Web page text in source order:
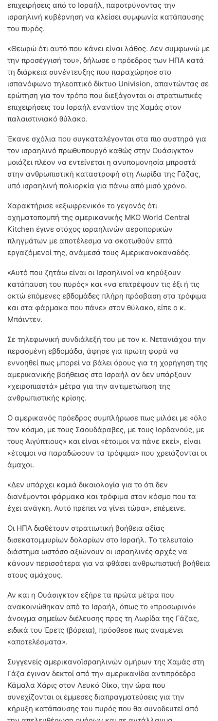
επιχειρήσεις από το Ισραήλ, παροτρύνοντας την
ισραηλινή κυβέρνηση να κλείσει συμφωνία κατάπαυσης
του πυρός.
«Θεωρώ ότι αυτό που κάνει είναι λάθος. Δεν συμφωνώ με
την προσέγγισή του», δήλωσε ο πρόεδρος των ΗΠΑ κατά
τη διάρκεια συνέντευξης που παραχώρησε στο
ισπανόφωνο τηλεοπτικό δίκτυο Univision, απαντώντας σε
ερώτηση για τον τρόπο που διεξάγονται οι στρατιωτικές
επιχειρήσεις του Ισραήλ εναντίον της Χαμάς στον
παλαιστινιακό θύλακο.
Έκανε σχόλια που συγκαταλέγονται στα πιο αυστηρά για
τον ισραηλινό πρωθυπουργό καθώς στην Ουάσιγκτον
μοιάζει πλέον να εντείνεται η ανυπομονησία μπροστά
στην ανθρωπιστική καταστροφή στη Λωρίδα της Γάζας,
υπό ισραηλινή πολιορκία για πάνω από μισό χρόνο.
Χαρακτήρισε «εξωφρενικό» το γεγονός ότι
οχηματοπομπή της αμερικανικής ΜΚΟ World Central
Kitchen έγινε στόχος ισραηλινών αεροπορικών
πληγμάτων με αποτέλεσμα να σκοτωθούν επτά
εργαζόμενοί της, ανάμεσά τους Αμερικανοκαναδός.
«Αυτό που ζητάω είναι οι Ισραηλινοί να κηρύξουν
κατάπαυση του πυρός» και «να επιτρέψουν τις έξι ή τις
οκτώ επόμενες εβδομάδες πλήρη πρόσβαση στα τρόφιμα
και στα φάρμακα που πάνε» στον θύλακο, είπε ο κ.
Μπάιντεν.
Σε τηλεφωνική συνδιάλεξή του με τον κ. Νετανιάχου την
περασμένη εβδομάδα, άφησε για πρώτη φορά να
εννοηθεί πως μπορεί να βάλει όρους για τη χορήγηση της
αμερικανικής βοήθειας στο Ισραήλ αν δεν υπάρξουν
«χειροπιαστά» μέτρα για την αντιμετώπιση της
ανθρωπιστικής κρίσης.
Ο αμερικανός πρόεδρος συμπλήρωσε πως μιλάει με «όλο
τον κόσμο, με τους Σαουδάραβες, με τους Ιορδανούς, με
τους Αιγύπτιους» και είναι «έτοιμοι να πάνε εκεί», είναι
«έτοιμοι να παραδώσουν τα τρόφιμα» που χρειάζονται οι
άμαχοι.
«Δεν υπάρχει καμιά δικαιολογία για το ότι δεν
διανέμονται φάρμακα και τρόφιμα στον κόσμο που τα
έχει ανάγκη. Αυτό πρέπει να γίνει τώρα», επέμεινε.
Οι ΗΠΑ διαθέτουν στρατιωτική βοήθεια αξίας
δισεκατομμυρίων δολαρίων στο Ισραήλ. Το τελευταίο
διάστημα ωστόσο αξιώνουν οι ισραηλινές αρχές να
κάνουν περισσότερα για να φθάσει ανθρωπιστική βοήθεια
στους αμάχους.
Αν και η Ουάσιγκτον εξήρε τα πρώτα μέτρα που
ανακοινώθηκαν από το Ισραήλ, όπως το «προσωρινό»
άνοιγμα σημείων διέλευσης προς τη Λωρίδα της Γάζας,
ειδικά του Έρετς (βόρεια), πρόσθεσε πως αναμένει
«αποτελέσματα».
Συγγενείς αμερικανοϊσραηλινών ομήρων της Χαμάς στη
Γάζα έγιναν δεκτοί από την αμερικανίδα αντιπρόεδρο
Κάμαλα Χάρις στον Λευκό Οίκο, την ώρα που
συνεχίζονται οι έμμεσες διαπραγματεύσεις για την
κήρυξη κατάπαυσης του πυρός που θα συνοδευτεί από